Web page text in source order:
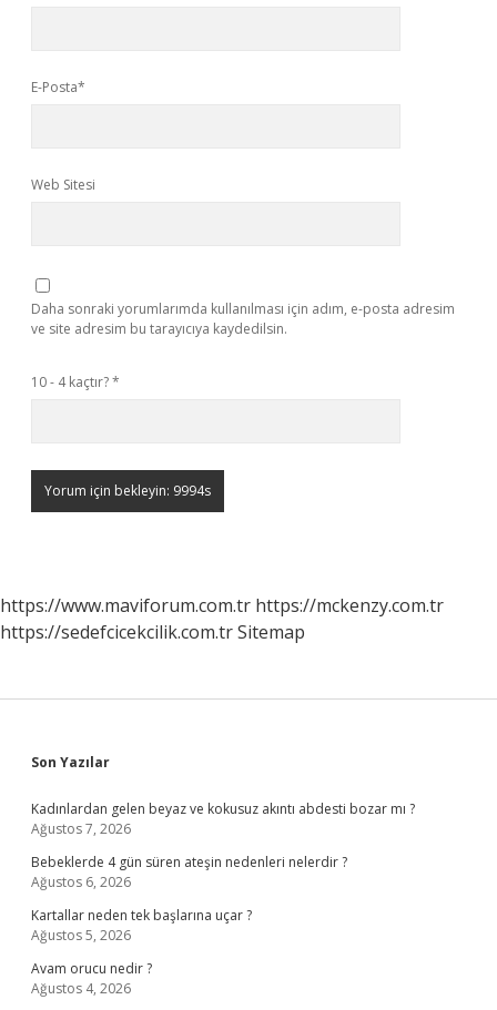
E-Posta*
Web Sitesi
Daha sonraki yorumlarımda kullanılması için adım, e-posta adresim
ve site adresim bu tarayıcıya kaydedilsin.
10 - 4 kaçtır?*
https://www.maviforum.com.tr https://mckenzy.com.tr
https://sedefcicekcilik.com.trSitemap
Sidebar
Son Yazılar
Kadınlardan gelen beyaz ve kokusuz akıntı abdesti bozar mı ?
Ağustos 7, 2026
Bebeklerde 4 gün süren ateşin nedenleri nelerdir ?
Ağustos 6, 2026
Kartallar neden tek başlarına uçar ?
Ağustos 5, 2026
Avam orucu nedir ?
Ağustos 4, 2026